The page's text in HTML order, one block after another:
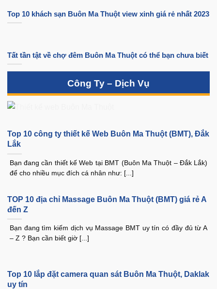
Top 10 khách sạn Buôn Ma Thuột view xinh giá rẻ nhất 2023
Tất tần tật về chợ đêm Buôn Ma Thuột có thể bạn chưa biết
Công Ty – Dịch Vụ
Top 10 công ty thiết kế Web Buôn Ma Thuột (BMT), Đắk
Lắk
Bạn đang cần thiết kế Web tại BMT (Buôn Ma Thuột – Đắk Lắk)
để cho nhiều mục đích cá nhân như: [...]
TOP 10 địa chỉ Massage Buôn Ma Thuột (BMT) giá rẻ A
đến Z
Bạn đang tìm kiếm dịch vụ Massage BMT uy tín có đầy đủ từ A
– Z ? Bạn cần biết giờ [...]
Top 10 lắp đặt camera quan sát Buôn Ma Thuột, Daklak
uy tín